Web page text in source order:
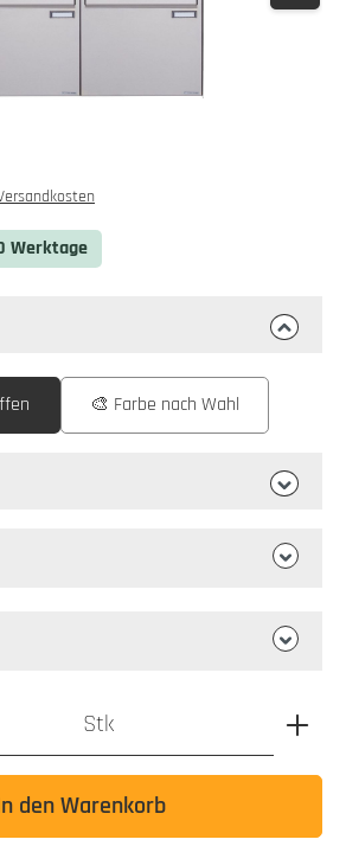
Werktage
🎨 Farbe nach Wahl
den gewünschten Wert ein oder
Stk
den Warenkorb